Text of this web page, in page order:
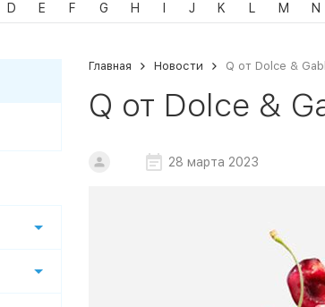
D E F G H J K L M N
Главная Новости Q от Dolce &
Q от Dolce &
28 марта 2023